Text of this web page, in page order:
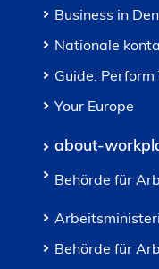
Business in
Nationale
Guide:
Your Europe
about-
Behörde für
Behörde für